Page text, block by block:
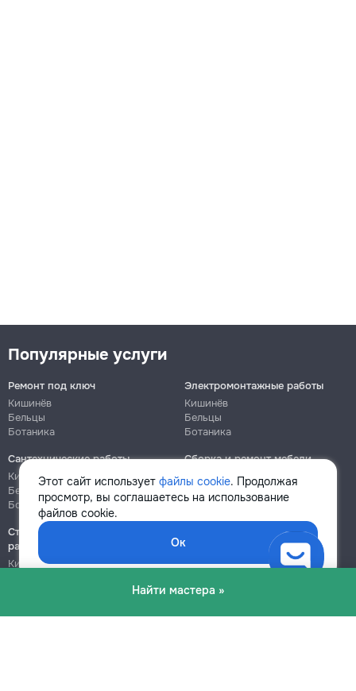
Найти мастера »
Этот сайт использует файлы cookie. Продолжая
просмотр, вы соглашаетесь на использование
файлов cookie.
Ок
Популярные услуги
Ремонт под ключ
Кишинёв
Бельцы
Ботаника
Электромонтажные работы
Кишинёв
Бельцы
Ботаника
Сантехнические работы
Кишинёв
Бельцы
Ботаника
Сборка и ремонт мебели
Кишинёв
Ботаника
Строительно-монтажные
работы
Кишинёв